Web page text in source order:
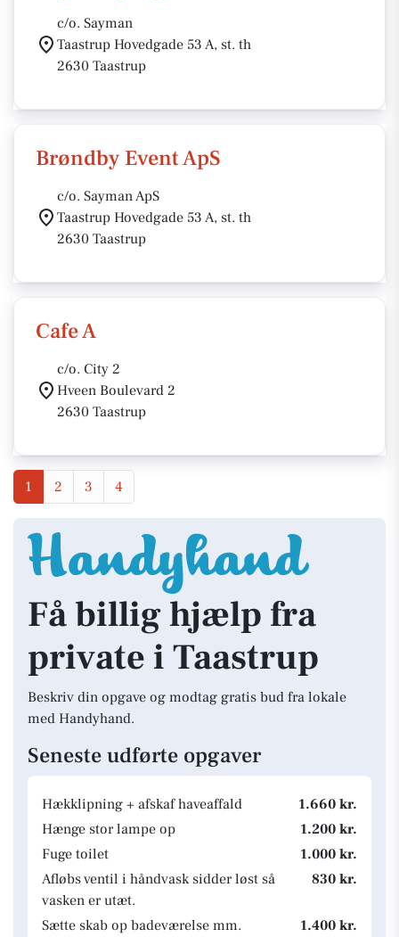
c/o. Sayman
Taastrup Hovedgade 53 A, st. th
2630 Taastrup
Brøndby Event ApS
c/o. Sayman ApS
Taastrup Hovedgade 53 A, st. th
2630 Taastrup
Cafe A
c/o. City 2
Hveen Boulevard 2
2630 Taastrup
1 2 3 4
Få billig hjælp fra
private i Taastrup
Beskriv din opgave og modtag gratis bud fra lokale
med Handyhand.
Seneste udførte opgaver
Hækklipning + afskaf haveaffald
1.660 kr.
Hænge stor lampe op
1.200 kr.
Fuge toilet
1.000 kr.
Afløbs ventil i håndvask sidder løst så
vasken er utæt.
830 kr.
Sætte skab op badeværelse mm. 1.400 kr.